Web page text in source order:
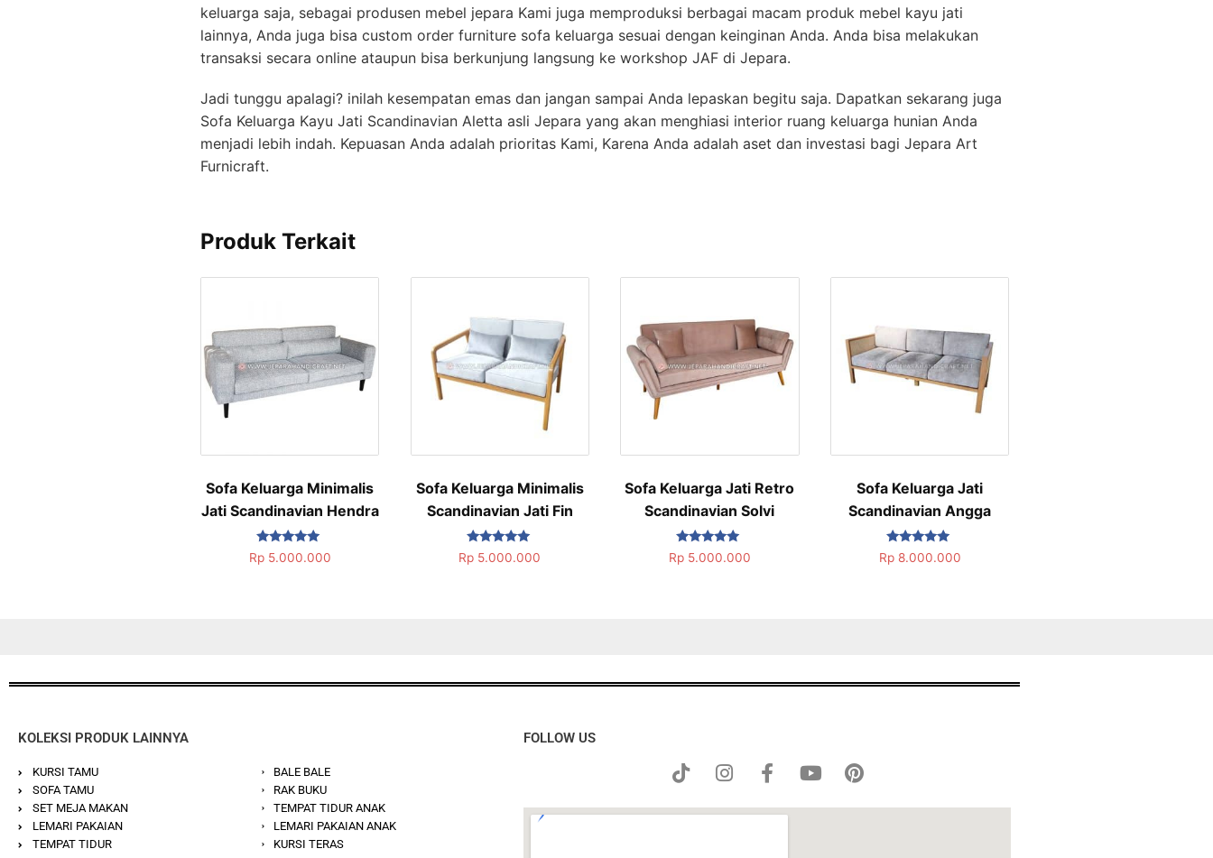
keluarga saja, sebagai produsen mebel jepara Kami juga memproduksi berbagai macam produk mebel kayu jati
lainnya, Anda juga bisa custom order furniture sofa keluarga sesuai dengan keinginan Anda. Anda bisa melakukan
transaksi secara online ataupun bisa berkunjung langsung ke workshop JAF di Jepara.
Jadi tunggu apalagi? inilah kesempatan emas dan jangan sampai Anda lepaskan begitu saja. Dapatkan sekarang juga
Sofa Keluarga Kayu Jati Scandinavian Aletta asli Jepara yang akan menghiasi interior ruang keluarga hunian Anda
menjadi lebih indah. Kepuasan Anda adalah prioritas Kami, Karena Anda adalah aset dan investasi bagi Jepara Art
Furnicraft.
Produk Terkait
Sofa Keluarga Minimalis
Jati Scandinavian Hendra
Dinilai
5.00
Rp5.000.000
Sofa Keluarga Minimalis
Scandinavian Jati Fin
Dinilai
5.00
Rp 5.000.000
Sofa Keluarga Jati Retro
Scandinavian Solvi
Dinilai
5.00
Rp5.000.000
Sofa Keluarga Jati
Scandinavian Angga
Dinilai
5.00
Rp8.000.000
KOLEKSI PRODUK LAINNYA
KURSI TAMU
SOFA TAMU
SET MEJA MAKAN
LEMARI PAKAIAN
TEMPAT TIDUR
BALE BALE
RAK BUKU
TEMPAT TIDUR ANAK
LEMARI PAKAIAN ANAK
KURSI TERAS
FOLLOW US